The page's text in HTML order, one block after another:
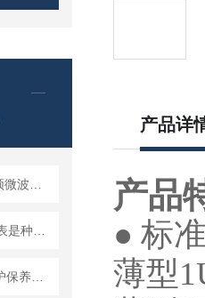
产品详
产品
● 标
薄型